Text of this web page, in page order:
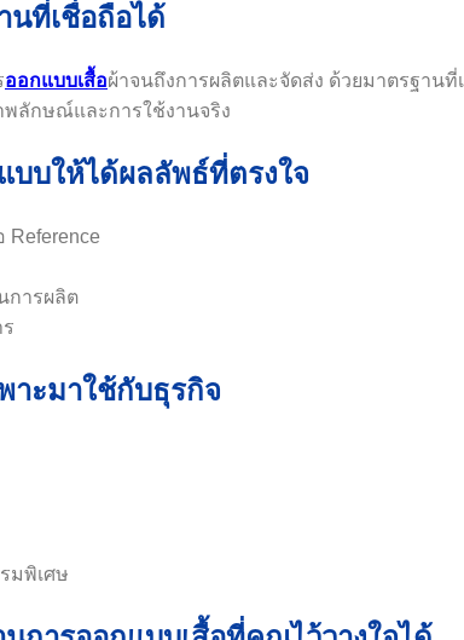
นที่เชื่อถือได้
ออกแบบเสื้อผ้าจนถึงการผลิตและจัดส่ง ด้วยมาตรฐา
ลักษณ์และการใช้งานจริง
บบให้ได้ผลลัพธ์ที่ตรงใจ
Reference
การผลิต
าะมาใช้กับธุรกิจ
มพิเศษ